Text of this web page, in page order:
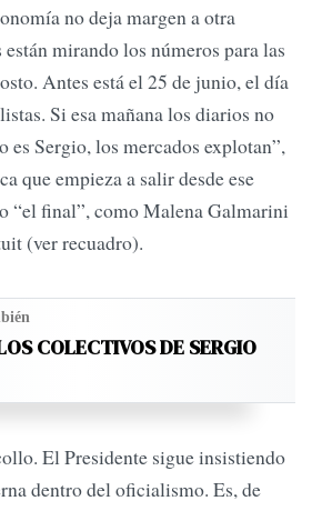
no deja margen a otra
mirando los números para las
Antes está el 25 de junio, el día
Si esa mañana los diarios no
es Sergio, los mercados explotan”,
que empieza a salir desde ese
“el final”, como Malena Galmarini
(ver recuadro).
COLECTIVOS DE SERGIO
El Presidente sigue insistiendo
dentro del oficialismo. Es, de